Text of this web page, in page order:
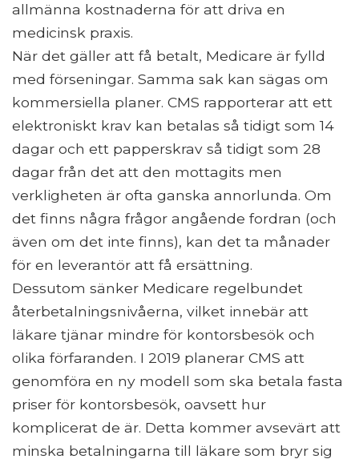
allmänna kostnaderna för att driva en
medicinsk praxis.
När det gäller att få betalt, Medicare är fylld
med förseningar. Samma sak kan sägas om
kommersiella planer. CMS rapporterar att ett
elektroniskt krav kan betalas så tidigt som 14
dagar och ett papperskrav så tidigt som 28
dagar från det att den mottagits men
verkligheten är ofta ganska annorlunda. Om
det finns några frågor angående fordran (och
även om det inte finns), kan det ta månader
för en leverantör att få ersättning.
Dessutom sänker Medicare regelbundet
återbetalningsnivåerna, vilket innebär att
läkare tjänar mindre för kontorsbesök och
olika förfaranden. I 2019 planerar CMS att
genomföra en ny modell som ska betala fasta
priser för kontorsbesök, oavsett hur
komplicerat de är. Detta kommer avsevärt att
minska betalningarna till läkare som bryr sig